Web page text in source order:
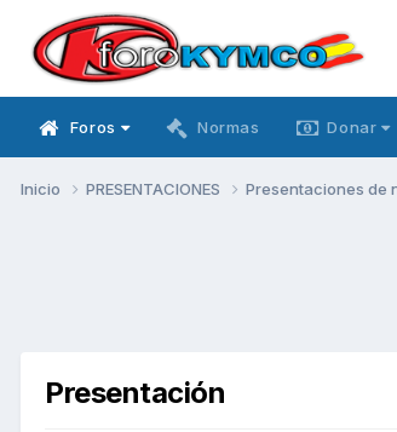
Foros Normas Donar
Inicio PRESENTACIONES Presentaciones de
Presentación